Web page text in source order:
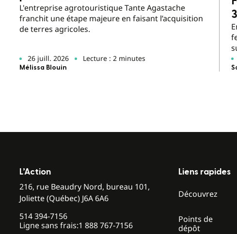
L'entreprise agrotouristique Tante Agastache
franchit une étape majeure en faisant l’acquisition
de terres agricoles.
26 juill. 2026 Lecture : 2 minutes
Mélissa Blouin
L’Action
216, rue Beaudry Nord, bureau 101,
Joliette (Québec) J6A 6A6
514 394-7156
Ligne sans frais:1 888 767-7156
Liens rapides
Découvrez
Points de
dépôt